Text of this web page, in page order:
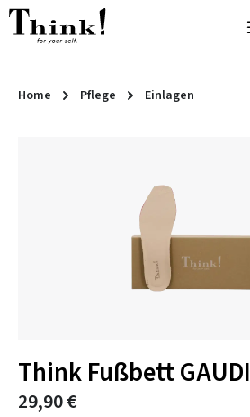
Zum Hauptinhalt springen
Home Pflege Einlagen
Think Fußbett GAUDI
29,90 €